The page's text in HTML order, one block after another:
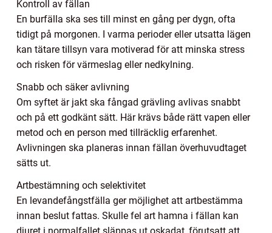
Kontroll av fällan
En burfälla ska ses till minst en gång per dygn, ofta
tidigt på morgonen. I varma perioder eller utsatta lägen
kan tätare tillsyn vara motiverad för att minska stress
och risken för värmeslag eller nedkylning.
Snabb och säker avlivning
Om syftet är jakt ska fångad grävling avlivas snabbt
och på ett godkänt sätt. Här krävs både rätt vapen eller
metod och en person med tillräcklig erfarenhet.
Avlivningen ska planeras innan fällan överhuvudtaget
sätts ut.
Artbestämning och selektivitet
En levandefångstfälla ger möjlighet att artbestämma
innan beslut fattas. Skulle fel art hamna i fällan kan